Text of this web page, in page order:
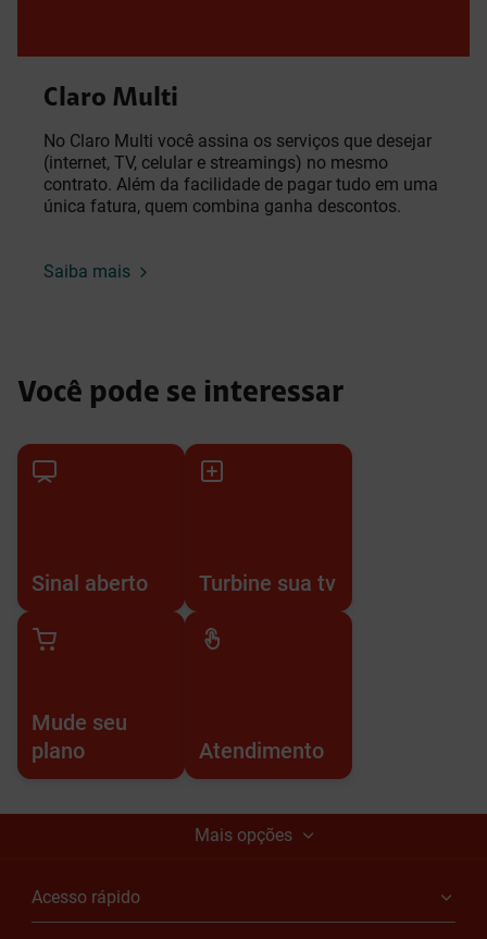
Claro Multi
No Claro Multi você assina os serviços que desejar
(internet, TV, celular e streamings) no mesmo
contrato. Além da facilidade de pagar tudo em uma
única fatura, quem combina ganha descontos.
Saiba mais
Você pode se interessar
Sinal aberto Turbine sua tv
Mude seu
plano
Atendimento
Mais opções
Acesso rápido